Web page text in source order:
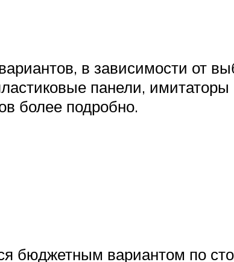
в зависимости от
панели,
более подробно.
бюджетным вариантом по